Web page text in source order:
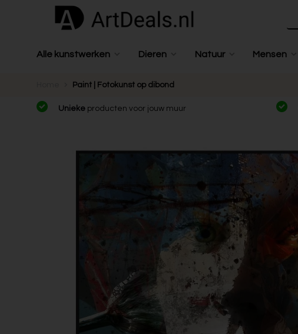
Alle kunstwerken Dieren Natuur Mensen
Paint | Fotokunst op dibond
Unieke producten voor jouw muur